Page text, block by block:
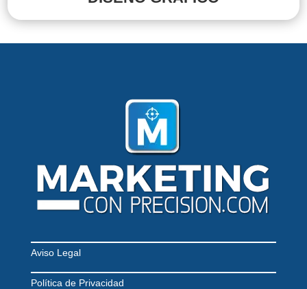
Aviso Legal
Política de Privacidad